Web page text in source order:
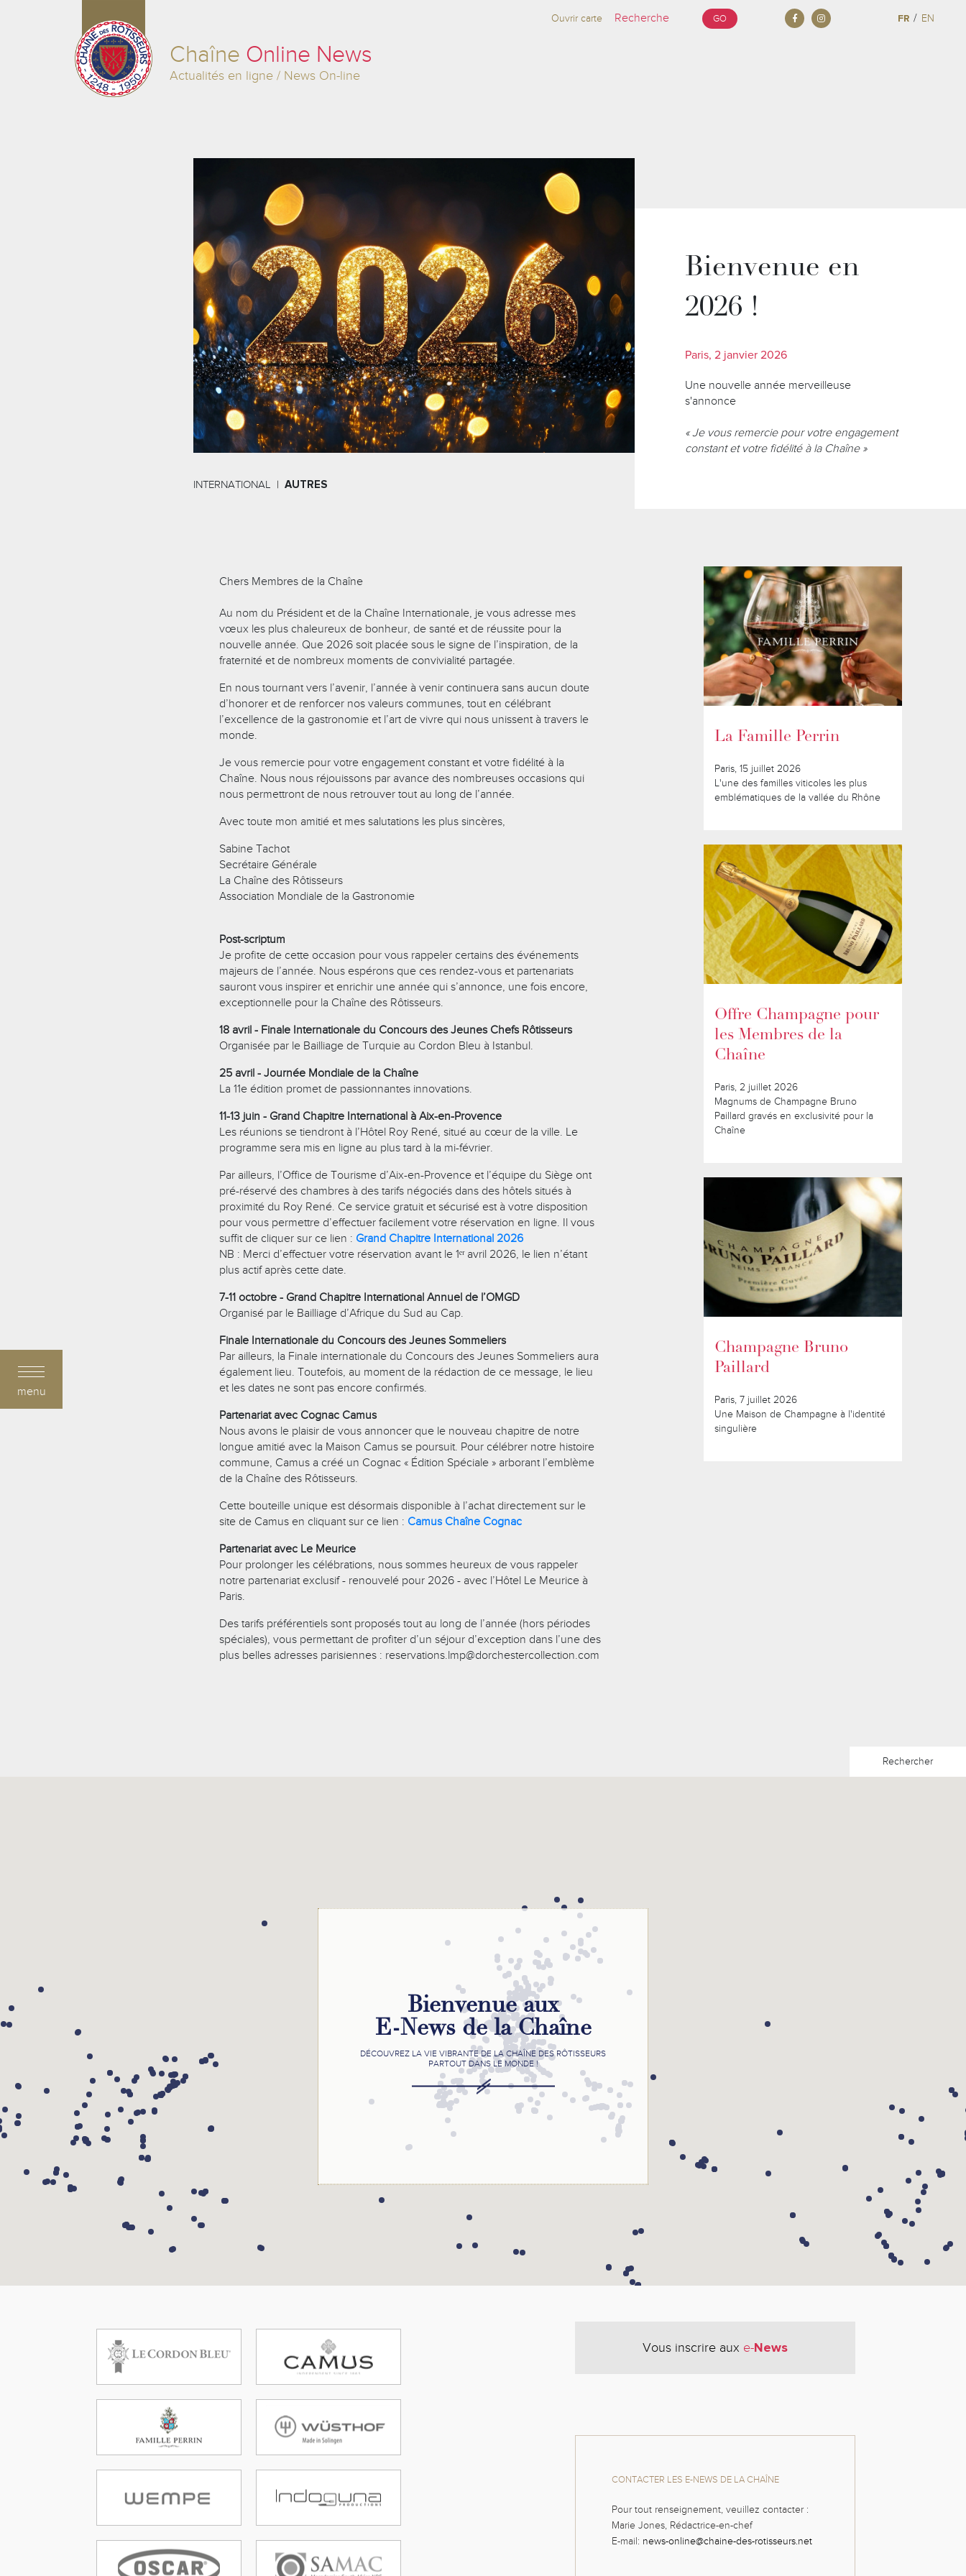
Chaîne Online News
Actualités en ligne / News On-line
Ouvrir carte GO FR / EN
menu
INTERNATIONAL AUTRES
Bienvenue en
2026 !
Paris, 2 janvier 2026
Une nouvelle année merveilleuse
s'annonce
« Je vous remercie pour votre engagement
constant et votre fidélité à la Chaîne »
Chers Membres de la Chaîne
Au nom du Président et de la Chaîne Internationale, je vous adresse mes
vœux les plus chaleureux de bonheur, de santé et de réussite pour la
nouvelle année. Que 2026 soit placée sous le signe de l’inspiration, de la
fraternité et de nombreux moments de convivialité partagée.
En nous tournant vers l’avenir, l’année à venir continuera sans aucun doute
d’honorer et de renforcer nos valeurs communes, tout en célébrant
l’excellence de la gastronomie et l’art de vivre qui nous unissent à travers le
monde.
Je vous remercie pour votre engagement constant et votre fidélité à la
Chaîne. Nous nous réjouissons par avance des nombreuses occasions qui
nous permettront de nous retrouver tout au long de l’année.
Avec toute mon amitié et mes salutations les plus sincères,
Sabine Tachot
Secrétaire Générale
La Chaîne des Rôtisseurs
Association Mondiale de la Gastronomie
Post-scriptum
Je profite de cette occasion pour vous rappeler certains des événements
majeurs de l’année. Nous espérons que ces rendez-vous et partenariats
sauront vous inspirer et enrichir une année qui s’annonce, une fois encore,
exceptionnelle pour la Chaîne des Rôtisseurs.
18 avril - Finale Internationale du Concours des Jeunes Chefs Rôtisseurs
Organisée par le Bailliage de Turquie au Cordon Bleu à Istanbul.
25 avril - Journée Mondiale de la Chaîne
La 11e édition promet de passionnantes innovations.
11-13 juin - Grand Chapitre International à Aix-en-Provence
Les réunions se tiendront à l’Hôtel Roy René, situé au cœur de la ville. Le
programme sera mis en ligne au plus tard à la mi-février.
Par ailleurs, l’Office de Tourisme d’Aix-en-Provence et l’équipe du Siège ont
pré-réservé des chambres à des tarifs négociés dans des hôtels situés à
proximité du Roy René. Ce service gratuit et sécurisé est à votre disposition
pour vous permettre d’effectuer facilement votre réservation en ligne. Il vous
suffit de cliquer sur ce lien : Grand Chapitre International 2026
NB : Merci d’effectuer votre réservation avant le 1ᵉʳ avril 2026, le lien n’étant
plus actif après cette date.
7-11 octobre - Grand Chapitre International Annuel de l’OMGD
Organisé par le Bailliage d’Afrique du Sud au Cap.
Finale Internationale du Concours des Jeunes Sommeliers
Par ailleurs, la Finale internationale du Concours des Jeunes Sommeliers aura
également lieu. Toutefois, au moment de la rédaction de ce message, le lieu
et les dates ne sont pas encore confirmés.
Partenariat avec Cognac Camus
Nous avons le plaisir de vous annoncer que le nouveau chapitre de notre
longue amitié avec la Maison Camus se poursuit. Pour célébrer notre histoire
commune, Camus a créé un Cognac « Édition Spéciale » arborant l’emblème
de la Chaîne des Rôtisseurs.
Cette bouteille unique est désormais disponible à l’achat directement sur le
site de Camus en cliquant sur ce lien : Camus Chaîne Cognac
Partenariat avec Le Meurice
Pour prolonger les célébrations, nous sommes heureux de vous rappeler
notre partenariat exclusif - renouvelé pour 2026 - avec l’Hôtel Le Meurice à
Paris.
Des tarifs préférentiels sont proposés tout au long de l’année (hors périodes
spéciales), vous permettant de profiter d’un séjour d’exception dans l’une des
plus belles adresses parisiennes : reservations.lmp@dorchestercollection.com
La Famille Perrin
Paris, 15 juillet 2026
L'une des familles viticoles les plus
emblématiques de la vallée du Rhône
Offre Champagne pour
les Membres de la
Chaîne
Paris, 2 juillet 2026
Magnums de Champagne Bruno
Paillard gravés en exclusivité pour la
Chaîne
Champagne Bruno
Paillard
Paris, 7 juillet 2026
Une Maison de Champagne à l'identité
singulière
Rechercher
Vous inscrire aux e-News
CONTACTER LES E-NEWS DE LA CHAÎNE
Pour tout renseignement, veuillez contacter :
Marie Jones, Rédactrice-en-chef
E-mail: news-online@chaine-des-rotisseurs.net